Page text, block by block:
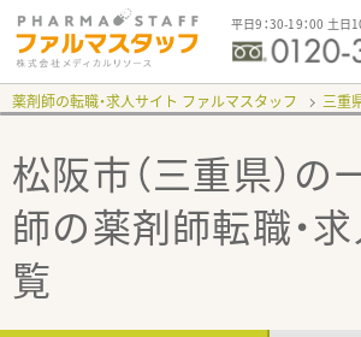
平日9：30-19：00 土日
薬剤師の転職・求人サイト ファルマスタッフ 三重
松阪市（三重県）の
師の薬剤師転職・
覧